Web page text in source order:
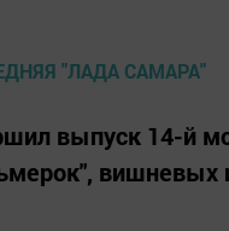
выпуск 14-й
вишневых